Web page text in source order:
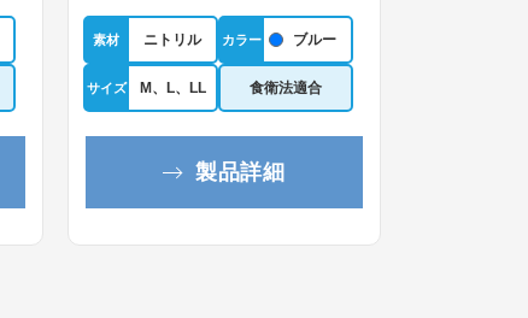
素材 ニトリル カラー ブルー
サイズ M、L、LL 食衛法適合
製品詳細